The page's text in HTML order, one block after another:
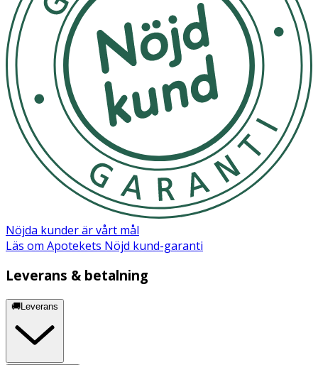
Nöjda kunder är vårt mål
Läs om Apotekets Nöjd kund-garanti
Leverans & betalning
🚚Leverans